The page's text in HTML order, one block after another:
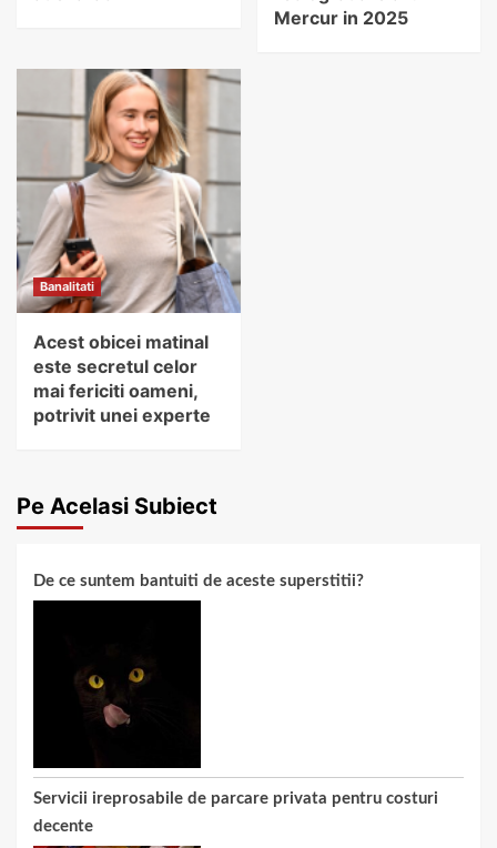
Mercur in 2025
Banalitati
Acest obicei matinal
este secretul celor
mai fericiti oameni,
potrivit unei experte
Pe Acelasi Subiect
De ce suntem bantuiti de aceste superstitii?
Servicii ireprosabile de parcare privata pentru costuri
decente